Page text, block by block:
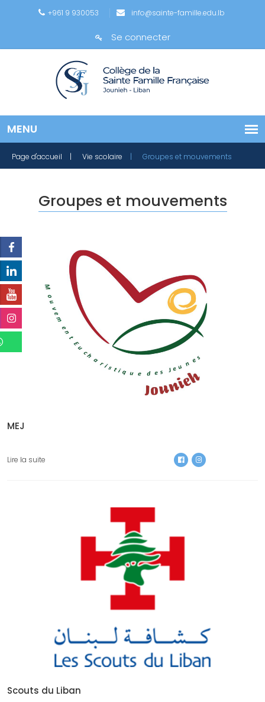
+961 9 930053 info@sainte-famille.edu.lb
Se connecter
Page d'accueil | Vie scolaire | Groupes et mouvements
Groupes et mouvements
MEJ
Lire la suite
Scouts du Liban